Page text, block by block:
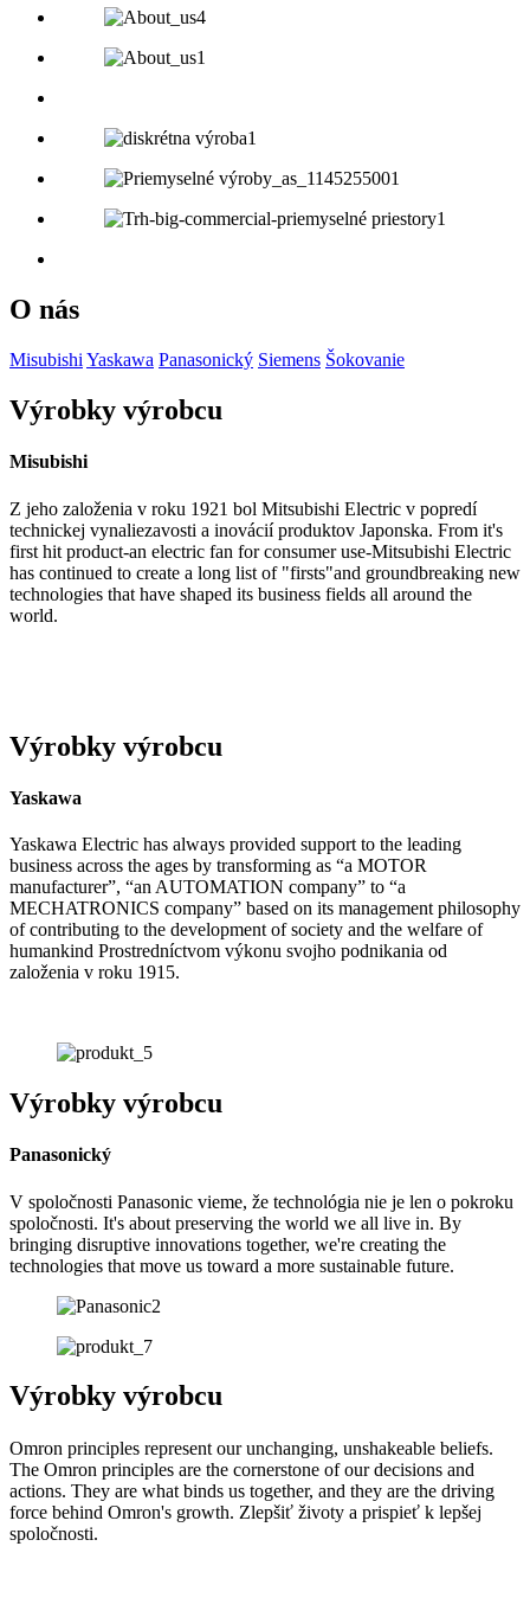
O nás
Misubishi Yaskawa Panasonický Siemens Šokovanie
Výrobky výrobcu
Misubishi
Z jeho založenia v roku 1921 bol Mitsubishi Electric v popredí
technickej vynaliezavosti a inovácií produktov Japonska. From it's
first hit product-an electric fan for consumer use-Mitsubishi Electric
has continued to create a long list of "firsts"and groundbreaking new
technologies that have shaped its business fields all around the
world.
Výrobky výrobcu
Yaskawa
Yaskawa Electric has always provided support to the leading
business across the ages by transforming as “a MOTOR
manufacturer”, “an AUTOMATION company” to “a
MECHATRONICS company” based on its management philosophy
of contributing to the development of society and the welfare of
humankind Prostredníctvom výkonu svojho podnikania od
založenia v roku 1915.
Výrobky výrobcu
Panasonický
V spoločnosti Panasonic vieme, že technológia nie je len o pokroku
spoločnosti. It's about preserving the world we all live in. By
bringing disruptive innovations together, we're creating the
technologies that move us toward a more sustainable future.
Výrobky výrobcu
Omron principles represent our unchanging, unshakeable beliefs.
The Omron principles are the cornerstone of our decisions and
actions. They are what binds us together, and they are the driving
force behind Omron's growth. Zlepšiť životy a prispieť k lepšej
spoločnosti.